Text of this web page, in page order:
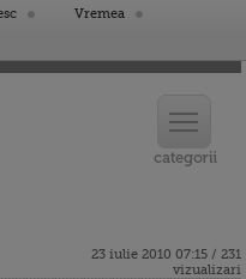
Vremea
23 iulie 2010 07:15 / 231
vizualizari